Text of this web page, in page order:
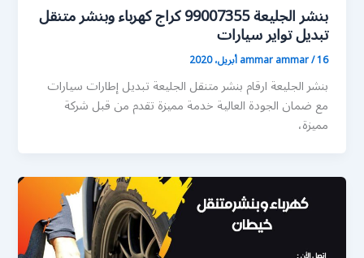
بنشر الجليعة 99007355 كراج كهرباء وبنشر متنقل
تبديل تواير سيارات
ammar ammar/16 أبريل، 2020
بنشر الجليعة ارقام بنشر متنقل الجليعة تبديل إطارات سيارات
مع ضمان الجودة العالية خدمة مميزة تقدم من قبل شركة
مميزة،